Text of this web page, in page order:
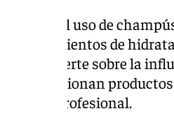
el uso de
tratamientos de
advierte sobre la
se promocionan
a un profesional.